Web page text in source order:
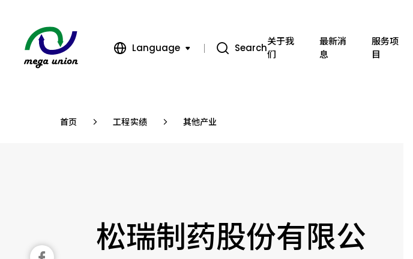
Language Search
关于我
们
最新消
息
服务项
目
首页 工程实绩 其他产业
松瑞制药股份有限公